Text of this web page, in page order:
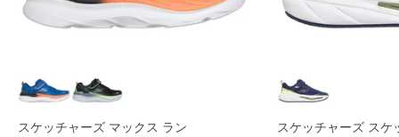
スケッチャーズ マックス ラン スケッチャーズ スケ